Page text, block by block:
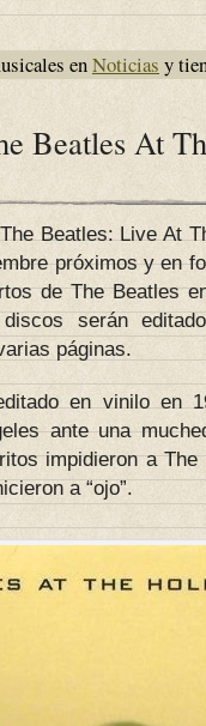
enNoticias y
Beatles At
Beatles: Live At
próximos y en
de The Beatles
serán
páginas.
en vinilo en
ante una
impidieron a
a “ojo”.